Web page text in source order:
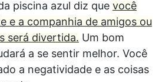
piscina azul diz que você
e a companhia de amigos ou
será divertida. Um bom
a se sentir melhor. Você
a negatividade e as coisas